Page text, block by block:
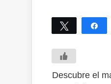
Tweet
Descubre el